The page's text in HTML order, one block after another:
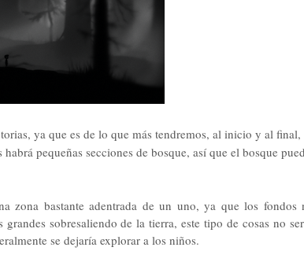
ya que es de lo que más tendremos, al inicio y al final,
pequeñas secciones de bosque, así que el bosque
zona bastante adentrada de un uno, ya que los fondos
sobresaliendo de la tierra, este tipo de cosas no
se dejaría explorar a los niños.